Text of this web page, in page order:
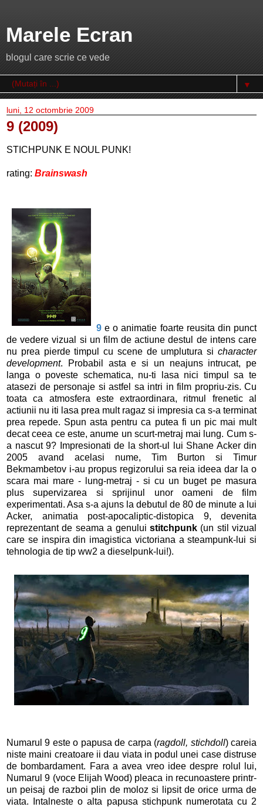
Marele Ecran
blogul care scrie ce vede
▼
luni, 12 octombrie 2009
9 (2009)
STICHPUNK E NOUL PUNK!
rating: Brainswash
9 e o animatie foarte reusita din punct
de vedere vizual si un film de actiune destul de intens care
nu prea pierde timpul cu scene de umplutura si character
development. Probabil asta e si un neajuns intrucat, pe
langa o poveste schematica, nu-ti lasa nici timpul sa te
atasezi de personaje si astfel sa intri in film propriu-zis. Cu
toata ca atmosfera este extraordinara, ritmul frenetic al
actiunii nu iti lasa prea mult ragaz si impresia ca s-a terminat
prea repede. Spun asta pentru ca putea fi un pic mai mult
decat ceea ce este, anume un scurt-metraj mai lung. Cum s-
a nascut 9? Impresionati de la short-ul lui Shane Acker din
2005 avand acelasi nume, Tim Burton si Timur
Bekmambetov i-au propus regizorului sa reia ideea dar la o
scara mai mare - lung-metraj - si cu un buget pe masura
plus supervizarea si sprijinul unor oameni de film
experimentati. Asa s-a ajuns la debutul de 80 de minute a lui
Acker, animatia post-apocaliptic-distopica 9, devenita
reprezentant de seama a genului stitchpunk(un stil vizual
care se inspira din imagistica victoriana a steampunk-lui si
tehnologia de tip ww2 a dieselpunk-lui!).
Numarul 9 este o papusa de carpa (ragdoll, stichdoll) careia
niste maini creatoare ii dau viata in podul unei case distruse
de bombardament. Fara a avea vreo idee despre rolul lui,
Numarul 9 (voce Elijah Wood) pleaca in recunoastere printr-
un peisaj de razboi plin de moloz si lipsit de orice urma de
viata. Intalneste o alta papusa stichpunk numerotata cu 2